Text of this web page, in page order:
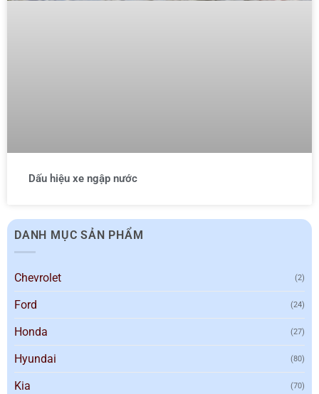
Dấu hiệu xe ngập nước
DANH MỤC SẢN PHẨM
Chevrolet (2)
Ford (24)
Honda (27)
Hyundai (80)
Kia (70)